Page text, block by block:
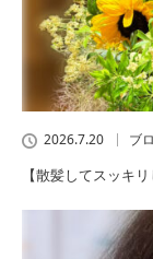
2026.7.20 ブ
【散髪してスッキ